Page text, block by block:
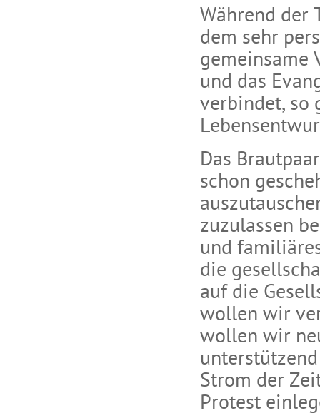
Während der
dem sehr
gemeinsame
und das
verbindet, so
Das
schon
zuzulassen
und
die
auf die
wollen wir
wollen wir
Strom der
Protest